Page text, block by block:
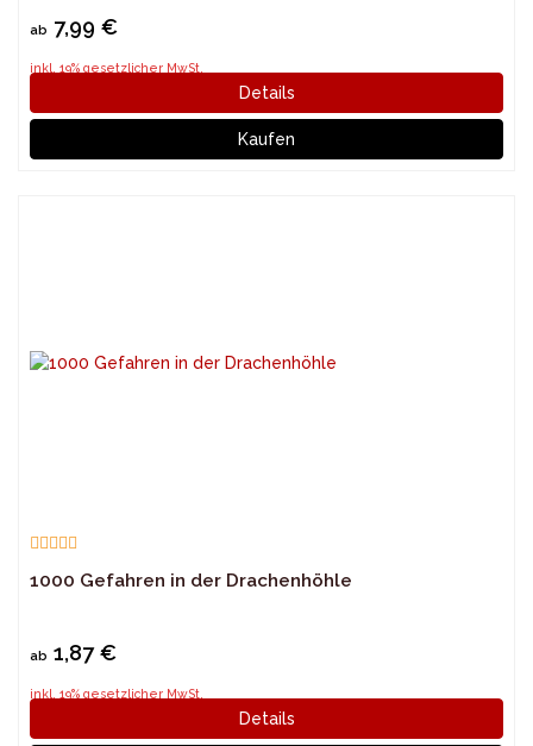
ab 7,99 €
inkl. 19% gesetzlicher MwSt.
Details
Kaufen
1000 Gefahren in der Drachenhöhle
ab 1,87 €
inkl. 19% gesetzlicher MwSt.
Details